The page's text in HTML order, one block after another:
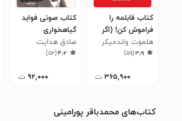
کتاب قابلمه را
فراموش کن! (اگر
می‌خواهی سالم
شوی و عمر طولانی
هلموت واندمیکر
۳٫۹(۵۹)
۳۶۵,۹۰۰ ت
کتاب صوتی فواید
گیاهخواری
صادق هدایت
۴٫۲(۵۲)
۹۲,۰۰۰ ت
کتاب‌های محمدباقر پورامینی